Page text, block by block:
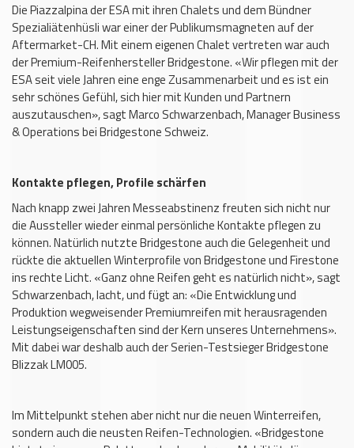
Die Piazzalpina der ESA mit ihren Chalets und dem Bündner
Spezialiätenhüsli war einer der Publikumsmagneten auf der
Aftermarket-CH. Mit einem eigenen Chalet vertreten war auch
der Premium-Reifenhersteller Bridgestone. «Wir pflegen mit der
ESA seit viele Jahren eine enge Zusammenarbeit und es ist ein
sehr schönes Gefühl, sich hier mit Kunden und Partnern
auszutauschen», sagt Marco Schwarzenbach, Manager Business
& Operations bei Bridgestone Schweiz.
Kontakte pflegen, Profile schärfen
Nach knapp zwei Jahren Messeabstinenz freuten sich nicht nur
die Aussteller wieder einmal persönliche Kontakte pflegen zu
können. Natürlich nutzte Bridgestone auch die Gelegenheit und
rückte die aktuellen Winterprofile von Bridgestone und Firestone
ins rechte Licht. «Ganz ohne Reifen geht es natürlich nicht», sagt
Schwarzenbach, lacht, und fügt an: «Die Entwicklung und
Produktion wegweisender Premiumreifen mit herausragenden
Leistungseigenschaften sind der Kern unseres Unternehmens».
Mit dabei war deshalb auch der Serien-Testsieger Bridgestone
Blizzak LM005.
Im Mittelpunkt stehen aber nicht nur die neuen Winterreifen,
sondern auch die neusten Reifen-Technologien. «Bridgestone